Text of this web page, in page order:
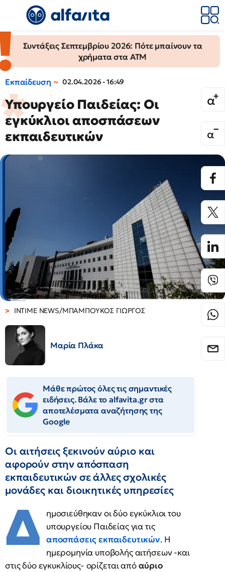
Συντάξεις Σεπτεμβρίου 2026: Πότε μπαίνουν τα
χρήματα στα ΑΤΜ
Εκπαίδευση 02.04.2026 - 16:49
Υπουργείο Παιδείας: Οι
εγκύκλιοι αποσπάσεων
εκπαιδευτικών
INTIME NEWS/ΜΠΑΜΠΟΥΚΟΣ ΓΙΩΡΓΟΣ
Μαρία Πλάκα
Μάθε πρώτος όλες τις σημαντικές
ειδήσεις. Βάλε το alfavita.gr στα
αποτελέσματα αναζήτησης της
Google
Οι αιτήσεις ξεκινούν αύριο και
αφορούν στην απόσπαση
εκπαιδευτικών σε άλλες σχολικές
μονάδες και διοικητικές υπηρεσίες
Δ
ημοσιεύθηκαν οι δύο εγκύκλιοι του
υπουργείου Παιδείας για τις
αποσπάσεις εκπαιδευτικών. Η
ημερομηνία υποβολής αιτήσεων -και
στις δύο εγκυκλίους- ορίζεται απόαύριο